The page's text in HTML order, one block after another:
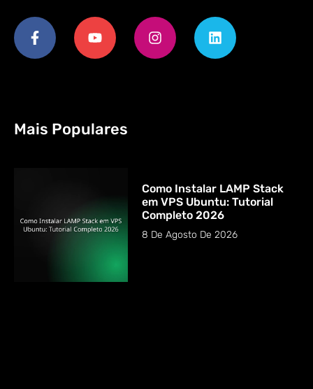
Mais Populares
Como Instalar LAMP Stack
em VPS Ubuntu: Tutorial
Completo 2026
8 De Agosto De 2026